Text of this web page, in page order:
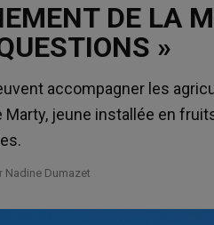
DE LA
»
accompagner les
Marty, jeune installée en
Nadine Dumazet